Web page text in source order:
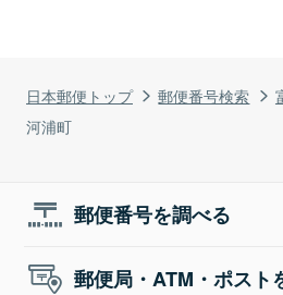
日本郵便トップ 郵便番号検索
河浦町
郵便番号を調べる
郵便局・ATM・ポスト